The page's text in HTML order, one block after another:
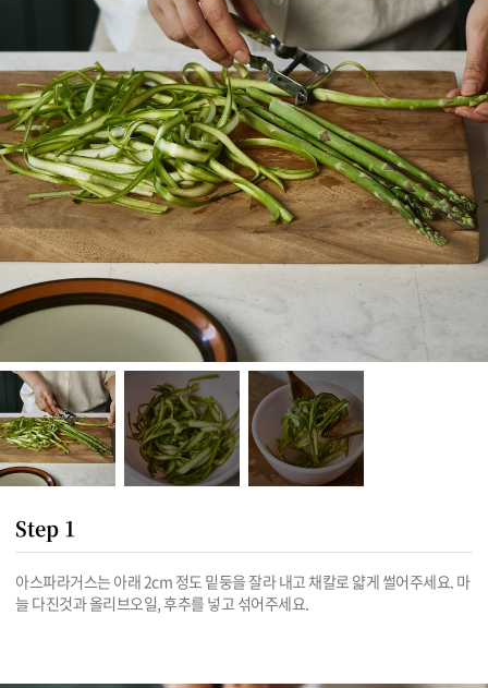
Step 1
아스파라거스는 아래 2cm 정도 밑둥을 잘라 내고 채칼로 얇게 썰어주세요. 마